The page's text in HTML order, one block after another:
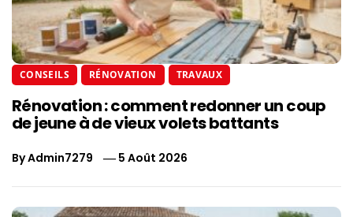
CONSEILS RÉNOVATION TRAVAUX
Rénovation : comment redonner un coup
de jeune à de vieux volets battants
ByAdmin7279 5 Août 2026